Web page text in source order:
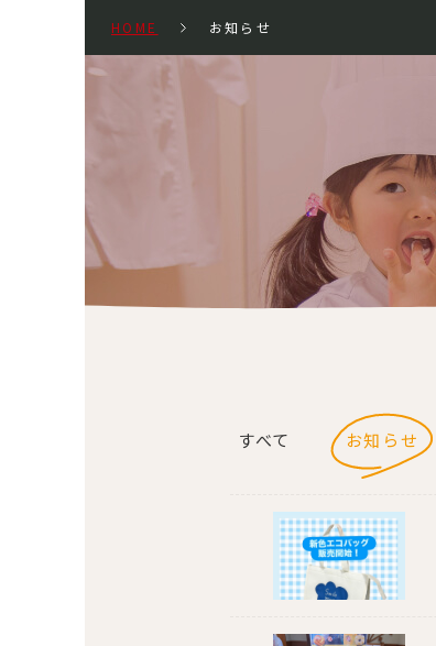
Pensee パンセ -SINCE 1989-
HOME お知らせ
すべて お知らせ